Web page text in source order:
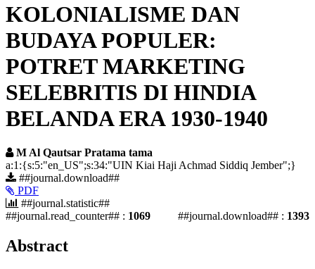
KOLONIALISME DAN
BUDAYA POPULER:
POTRET MARKETING
SELEBRITIS DI HINDIA
BELANDA ERA 1930-1940
M Al Qautsar Pratama tama
a:1:{s:5:"en_US";s:34:"UIN Kiai Haji Achmad Siddiq Jember";}
##journal.download##
PDF
##journal.statistic##
##journal.read_counter## : 1069 ##journal.download## : 1393
Abstract